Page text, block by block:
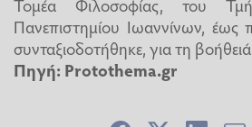
Τομέα Φιλοσοφίας, του
Πανεπιστημίου Ιωαννίνων, έως
συνταξιοδοτήθηκε, για τη
Πηγή: Protothema.gr